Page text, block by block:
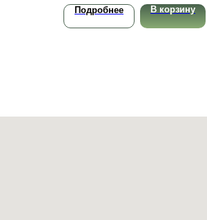
Подробнее В корзину